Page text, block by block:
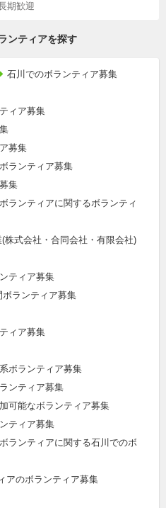
期歓迎
ンティアを探す
石川でのボランティア募集
ィア募集
募集
ランティア募集
集
ランティアに関するボランティ
株式会社・合同会社・有限会社)
ティア募集
ボランティア募集
ィア募集
ボランティア募集
ンティア募集
可能なボランティア募集
ティア募集
ランティアに関する石川でのボ
アのボランティア募集